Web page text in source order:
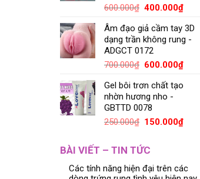
600.000₫ 400.000₫
Âm đạo giả cầm tay 3D
dạng trần không rung -
ADGCT 0172
700.000₫ 600.000₫
Gel bôi trơn chất tạo
nhờn hương nho -
GBTTD 0078
250.000₫ 150.000₫
BÀI VIẾT – TIN TỨC
Các tính năng hiện đại trên các